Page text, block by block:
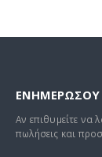
Αν επιθυμείτε να
πωλήσεις και